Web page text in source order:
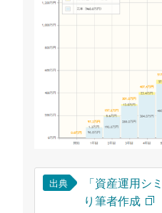
出典
「資産運用シ
り筆者作成